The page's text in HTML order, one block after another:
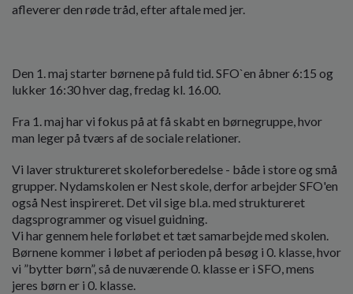
afleverer den røde tråd, efter aftale med jer.
Den 1. maj starter børnene på fuld tid. SFO`en åbner 6:15 og
lukker 16:30 hver dag, fredag kl. 16.00.
Fra 1. maj har vi fokus på at få skabt en børnegruppe, hvor
man leger på tværs af de sociale relationer.
Vi laver struktureret skoleforberedelse - både i store og små
grupper. Nydamskolen er Nest skole, derfor arbejder SFO'en
også Nest inspireret. Det vil sige bl.a. med struktureret
dagsprogrammer og visuel guidning.
Vi har gennem hele forløbet et tæt samarbejde med skolen.
Børnene kommer i løbet af perioden på besøg i 0. klasse, hvor
vi ”bytter børn”, så de nuværende 0. klasse er i SFO, mens
jeres børn er i 0. klasse.